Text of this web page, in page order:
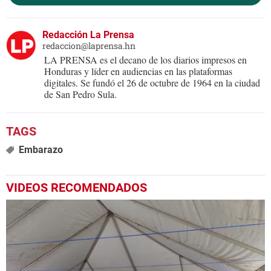
Redacción La Prensa
redaccion@laprensa.hn
LA PRENSA es el decano de los diarios impresos en
Honduras y líder en audiencias en las plataformas
digitales. Se fundó el 26 de octubre de 1964 en la ciudad
de San Pedro Sula.
Embarazo
VIDEOS RECOMENDADOS